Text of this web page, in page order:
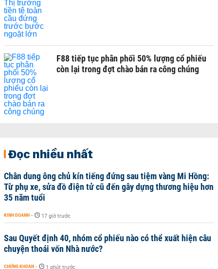
F88 tiếp tục phân phối 50% lượng cổ phiếu
còn lại trong đợt chào bán ra công chúng
Đọc nhiều nhất
Chân dung ông chủ kín tiếng đứng sau tiệm vàng Mi Hồng:
Từ phụ xe, sửa đồ điện tử cũ đến gây dựng thương hiệu hơn
35 năm tuổi
KINH DOANH - 17 giờ trước
Sau Quyết định 40, nhóm cổ phiếu nào có thể xuất hiện câu
chuyện thoái vốn Nhà nước?
CHỨNG KHOÁN - 1 phút trước